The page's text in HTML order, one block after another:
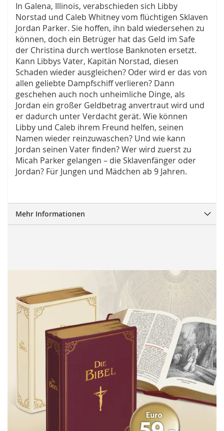
In Galena, Illinois, verabschieden sich Libby
Norstad und Caleb Whitney vom flüchtigen Sklaven
Jordan Parker. Sie hoffen, ihn bald wiedersehen zu
können, doch ein Betrüger hat das Geld im Safe
der Christina durch wertlose Banknoten ersetzt.
Kann Libbys Vater, Kapitän Norstad, diesen
Schaden wieder ausgleichen? Oder wird er das von
allen geliebte Dampfschiff verlieren? Dann
geschehen auch noch unheimliche Dinge, als
Jordan ein großer Geldbetrag anvertraut wird und
er dadurch unter Verdacht gerät. Wie können
Libby und Caleb ihrem Freund helfen, seinen
Namen wieder reinzuwaschen? Und wie kann
Jordan seinen Vater finden? Wer wird zuerst zu
Micah Parker gelangen – die Sklavenfänger oder
Jordan? Für Jungen und Mädchen ab 9 Jahren.
Mehr Informationen